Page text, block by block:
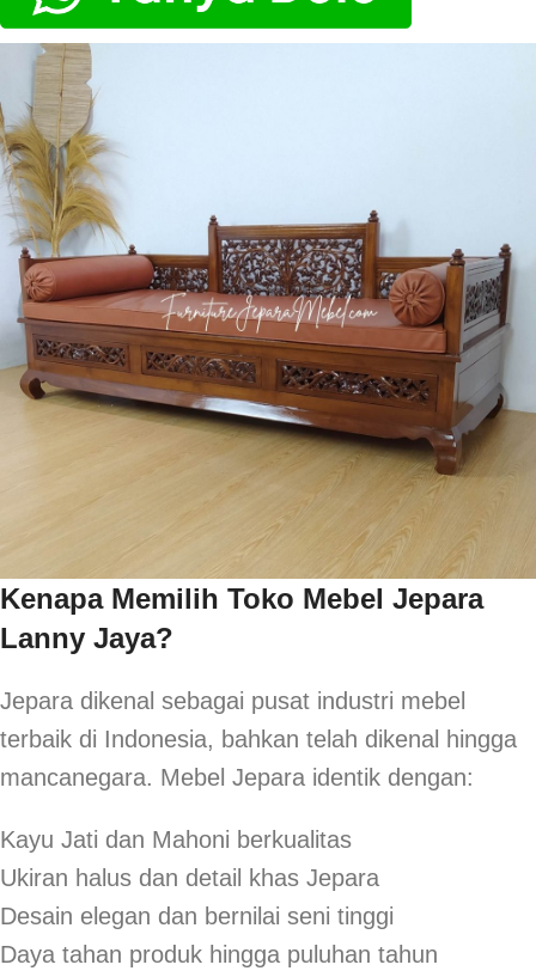
Kenapa Memilih Toko Mebel Jepara
Lanny Jaya?
Jepara dikenal sebagai pusat industri mebel
terbaik di Indonesia, bahkan telah dikenal hingga
mancanegara. Mebel Jepara identik dengan:
Kayu Jati dan Mahoni berkualitas
Ukiran halus dan detail khas Jepara
Desain elegan dan bernilai seni tinggi
Daya tahan produk hingga puluhan tahun